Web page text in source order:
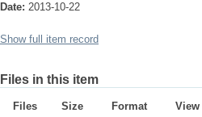
Date: 2013-10-22
Show full item record
Files in this item
Files Size Format
View